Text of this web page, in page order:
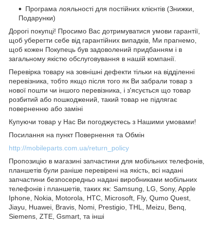
Програма лояльності для постійних клієнтів (Знижки,
Подарунки)
Дорогі покупці! Просимо Вас дотримуватися умови гарантії,
щоб уберегти себе від гарантійних випадків, Ми прагнемо,
щоб кожен Покупець був задоволений придбанням і в
загальному якістю обслуговування в нашій компанії.
Перевірка товару на зовнішні дефекти тільки на відділенні
перевізника, тобто якщо після того як Ви забрали товар з
нової пошти чи іншого перевізника, і з'ясується що товар
розбитий або пошкоджений, такий товар не підлягає
поверненню або заміні
Купуючи товар у Нас Ви погоджуєтесь з Нашими умовами!
Посилання на пункт Повернення та Обмін
http://mobileparts.com.ua/return_policy
Пропозицію в магазині запчастини для мобільних телефонів,
планшетів були раніше перевірені на якість, всі надані
запчастини безпосередньо надані виробниками мобільних
телефонів і планшетів, таких як: Samsung, LG, Sony, Apple
Iphone, Nokia, Motorola, HTC, Microsoft, Fly, Qumo Quest,
Jiayu, Huawei, Bravis, Nomi, Prestigio, THL, Meizu, Benq,
Siemens, ZTE, Gsmart, та інші